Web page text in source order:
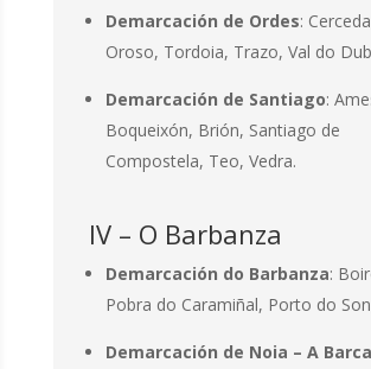
Demarcación de Ordes:
Oroso, Tordoia, Trazo, Val do
Demarcación de Santiago:
Boqueixón, Brión, Santiago de
Compostela, Teo, Vedra.
IV – O Barbanza
Demarcación do Barbanza:
Pobra do Caramiñal, Porto do
Demarcación de Noia – A